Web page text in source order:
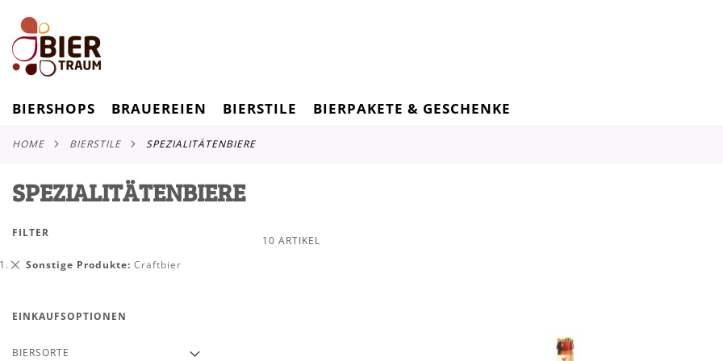
BIERSHOPS BRAUEREIEN BIERSTILE BIERPAKETE & GESCHENKE
HOME BIERSTILE SPEZIALITÄTENBIERE
SPEZIALITÄTENBIERE
10 ARTIKEL
FILTER
Sonstige Produkte Craftbier
Dies
EINKAUFSOPTIONEN
BIERSORTE